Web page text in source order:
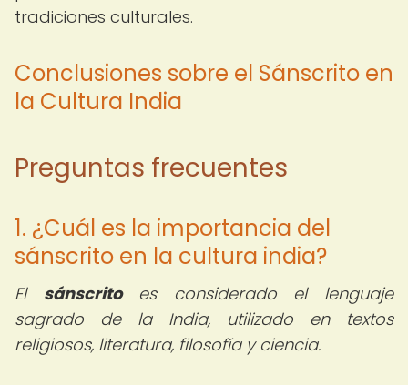
tradiciones culturales.
Conclusiones sobre el Sánscrito en
la Cultura India
Preguntas frecuentes
1. ¿Cuál es la importancia del
sánscrito en la cultura india?
El sánscritoes considerado el lenguaje
sagrado de la India, utilizado en textos
religiosos, literatura, filosofía y ciencia.